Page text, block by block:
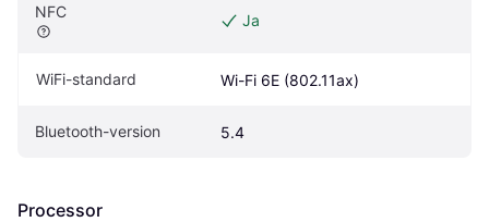
NFC Ja
WiFi-standard Wi-Fi 6E (802.11ax)
Bluetooth-version 5.4
Processor